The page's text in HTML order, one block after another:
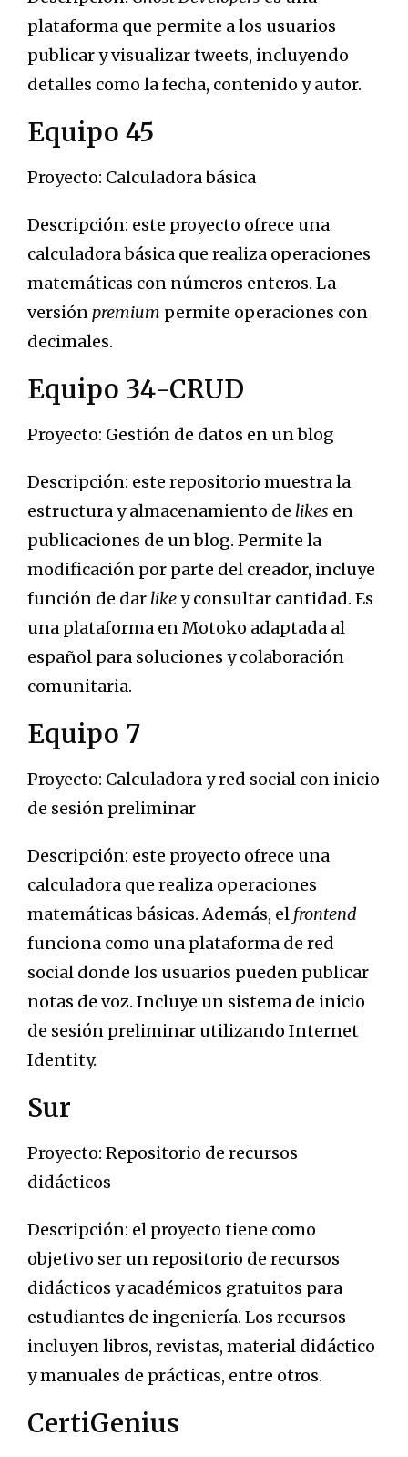
plataforma que permite a los usuarios
publicar y visualizar tweets, incluyendo
detalles como la fecha, contenido y autor.
Equipo 45
Proyecto: Calculadora básica
Descripción: este proyecto ofrece una
calculadora básica que realiza operaciones
matemáticas con números enteros. La
versiónpremium permite operaciones con
decimales.
Equipo 34-CRUD
Proyecto: Gestión de datos en un blog
Descripción: este repositorio muestra la
estructura y almacenamiento de likes en
publicaciones de un blog. Permite la
modificación por parte del creador, incluye
función de dar likey consultar cantidad. Es
una plataforma en Motoko adaptada al
español para soluciones y colaboración
comunitaria.
Equipo 7
Proyecto: Calculadora y red social con inicio
de sesión preliminar
Descripción: este proyecto ofrece una
calculadora que realiza operaciones
matemáticas básicas. Además, el frontend
funciona como una plataforma de red
social donde los usuarios pueden publicar
notas de voz. Incluye un sistema de inicio
de sesión preliminar utilizando Internet
Identity.
Sur
Proyecto: Repositorio de recursos
didácticos
Descripción: el proyecto tiene como
objetivo ser un repositorio de recursos
didácticos y académicos gratuitos para
estudiantes de ingeniería. Los recursos
incluyen libros, revistas, material didáctico
y manuales de prácticas, entre otros.
CertiGenius